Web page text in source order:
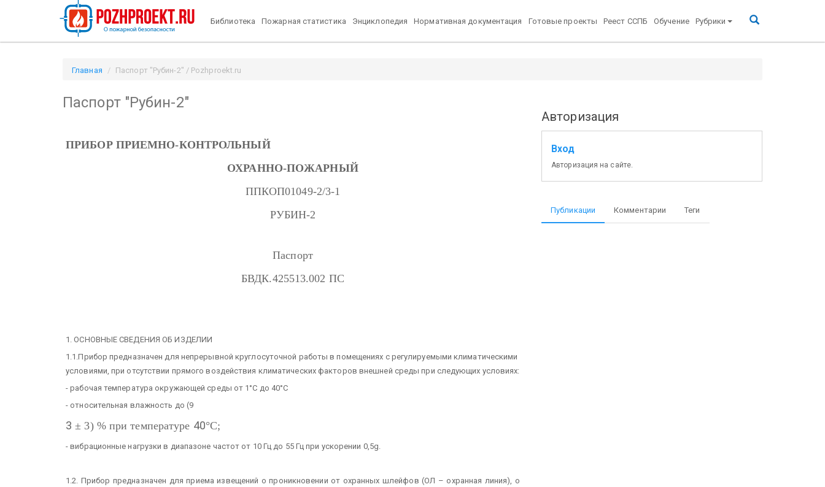
Библиотека Пожарная статистика Энциклопедия Нормативная документация Готовые проекты Реест ССПБ Обучение Рубрики
Главная Паспорт "Рубин-2" / Pozhproekt.ru
Паспорт "Рубин-2"
ПРИБОР ПРИЕМНО-КОНТРОЛЬНЫЙ
ОХРАННО-ПОЖАРНЫЙ
ППКОП01049-2/3-1
РУБИН-2
Паспорт
БВДК.425513.002 ПС
1. ОСНОВНЫЕ СВЕДЕНИЯ ОБ ИЗДЕЛИИ
1.1.Прибор предназначен для непрерывной круглосуточной работы в помещениях с регулируемыми климатическими
условиями, при отсутствии прямого воздействия климатических факторов внешней среды при следующих условиях:
- рабочая температура окружающей среды от 1°С до 40°С
- относительная влажность до (9
3 ± 3) % при температуре 40°С;
- вибрационные нагрузки в диапазоне частот от 10 Гц до 55 Гц при ускорении 0,5g.
1.2. Прибор предназначен для приема извещений о проникновении от охранных шлейфов (ОЛ – охранная линия), о
Авторизация
Вход
Авторизация на сайте.
Публикации Комментарии Теги